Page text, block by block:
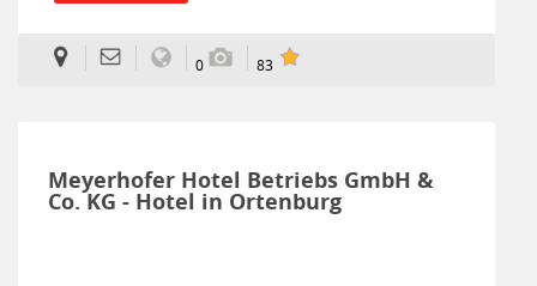
0 83
Meyerhofer Hotel Betriebs GmbH &
Co. KG - Hotel in Ortenburg